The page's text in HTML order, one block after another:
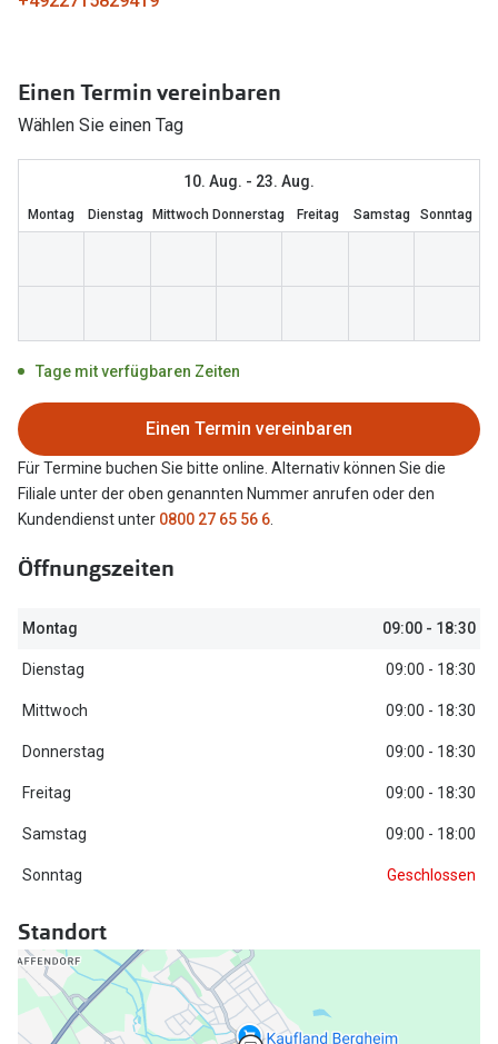
DbyD
Prada
Seen
Gleitsicht Ratgeber
Brillenpass richtig lesen
Alle Brillen Ratgeber
Angebote
Brillen 2 für 1
Trends
Nuance Audio Brille
Ray-Ban Meta
Oakley Meta
Brillentrends 2026
Gläser
Glaspakete
Glasveredelungen
Prada
Ralph
Miu Miu
Ray-Ban
Farbe
Zubehör
Einen Termin vereinbaren
Wählen Sie einen Tag
10. Aug. - 23. Aug.
Montag Dienstag Mittwoch Donnerstag Freitag Samstag Sonntag
Tage mit verfügbaren Zeiten
Einen Termin vereinbaren
Für Termine buchen Sie bitte online. Alternativ können Sie die
Filiale unter der oben genannten Nummer anrufen oder den
Kundendienst unter 0800 27 65 56 6
Öffnungszeiten
Montag 09:00 - 18:30
Dienstag 09:00 - 18:30
Mittwoch 09:00 - 18:30
Donnerstag 09:00 - 18:30
Freitag 09:00 - 18:30
Samstag 09:00 - 18:00
Sonntag Geschlossen
Standort